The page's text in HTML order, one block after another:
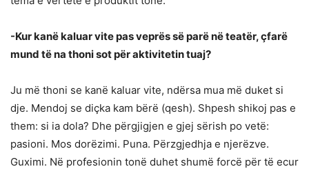
-Kur kanë kaluar vite pas veprës së parë në teatër, çfarë
mund të na thoni sot për aktivitetin tuaj?
Ju më thoni se kanë kaluar vite, ndërsa mua më duket si
dje. Mendoj se diçka kam bërë (qesh). Shpesh shikoj pas e
them: si ia dola? Dhe përgjigjen e gjej sërish po vetë:
pasioni. Mos dorëzimi. Puna. Përzgjedhja e njerëzve.
Guximi. Në profesionin tonë duhet shumë forcë për të ecur